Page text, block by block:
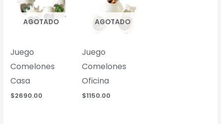
AGOTADO
Juego
Comelones
Casa
$2690.00
AGOTADO
Juego
Comelones
Oficina
$1150.00